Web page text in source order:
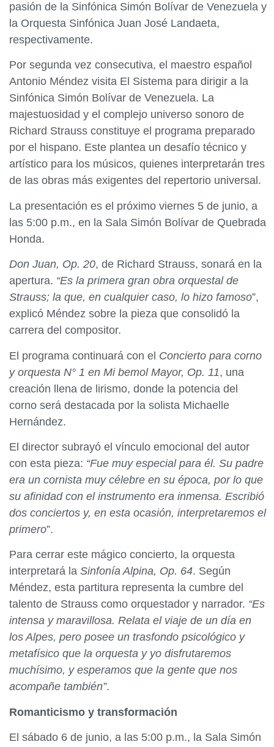
pasión de la Sinfónica Simón Bolívar de Venezuela y
la Orquesta Sinfónica Juan José Landaeta,
respectivamente.
Por segunda vez consecutiva, el maestro español
Antonio Méndez visita El Sistema para dirigir a la
Sinfónica Simón Bolívar de Venezuela. La
majestuosidad y el complejo universo sonoro de
Richard Strauss constituye el programa preparado
por el hispano. Este plantea un desafío técnico y
artístico para los músicos, quienes interpretarán tres
de las obras más exigentes del repertorio universal.
La presentación es el próximo viernes 5 de junio, a
las 5:00 p.m., en la Sala Simón Bolívar de Quebrada
Honda.
Don Juan, Op. 20, de Richard Strauss, sonará en la
apertura. “Es la primera gran obra orquestal de
Strauss; la que, en cualquier caso, lo hizo famoso”,
explicó Méndez sobre la pieza que consolidó la
carrera del compositor.
El programa continuará con el Concierto para corno
y orquesta N° 1 en Mi bemol Mayor, Op. 11, una
creación llena de lirismo, donde la potencia del
corno será destacada por la solista Michaelle
Hernández.
El director subrayó el vínculo emocional del autor
con esta pieza: “Fue muy especial para él. Su padre
era un cornista muy célebre en su época, por lo que
su afinidad con el instrumento era inmensa. Escribió
dos conciertos y, en esta ocasión, interpretaremos el
primero”.
Para cerrar este mágico concierto, la orquesta
interpretará la Sinfonía Alpina, Op. 64. Según
Méndez, esta partitura representa la cumbre del
talento de Strauss como orquestador y narrador. “Es
intensa y maravillosa. Relata el viaje de un día en
los Alpes, pero posee un trasfondo psicológico y
metafísico que la orquesta y yo disfrutaremos
muchísimo, y esperamos que la gente que nos
acompañe también”.
Romanticismo y transformación
El sábado 6 de junio, a las 5:00 p.m., la Sala Simón